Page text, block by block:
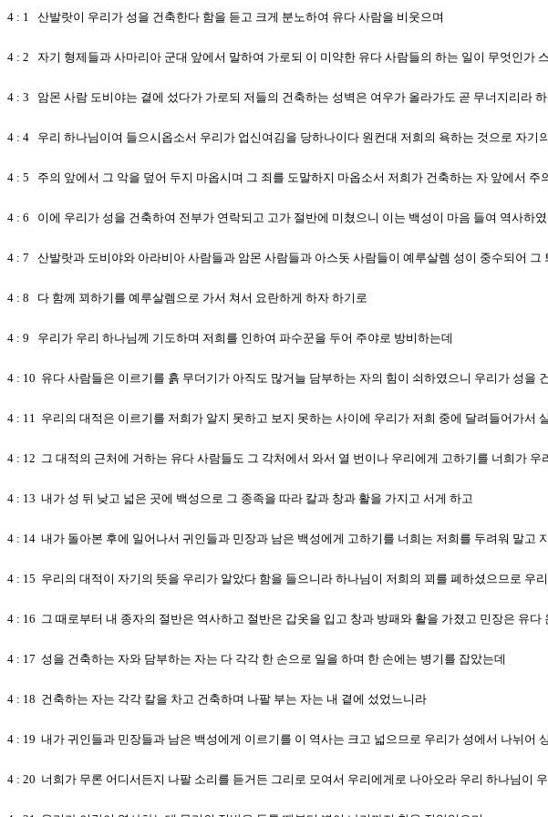
4 : 1 산발랏이 우리가 성을 건축한다 함을 듣고 크게 분노하여 유다 사람을 비웃으며
4 : 2 자기 형제들과 사마리아 군대 앞에서 말하여 가로되 이 미약한 유다 사람들의 하는 일이 무엇인가
4 : 3 암몬 사람 도비야는 곁에 섰다가 가로되 저들의 건축하는 성벽은 여우가 올라가도 곧 무너지리라
4 : 4 우리 하나님이여 들으시옵소서 우리가 업신여김을 당하나이다 원컨대 저희의 욕하는 것으로 자기
4 : 5 주의 앞에서 그 악을 덮어 두지 마옵시며 그 죄를 도말하지 마옵소서 저희가 건축하는 자 앞에서 주
4 : 6 이에 우리가 성을 건축하여 전부가 연락되고 고가 절반에 미쳤으니 이는 백성이 마음 들여 역사하
4 : 7 산발랏과 도비야와 아라비아 사람들과 암몬 사람들과 아스돗 사람들이 예루살렘 성이 중수되어 그
4 : 8 다 함께 꾀하기를 예루살렘으로 가서 쳐서 요란하게 하자 하기로
4 : 9 우리가 우리 하나님께 기도하며 저희를 인하여 파수꾼을 두어 주야로 방비하는데
4 : 10 유다 사람들은 이르기를 흙 무더기가 아직도 많거늘 담부하는 자의 힘이 쇠하였으니 우리가 성을
4 : 11 우리의 대적은 이르기를 저희가 알지 못하고 보지 못하는 사이에 우리가 저희 중에 달려들어가서
4 : 12 그 대적의 근처에 거하는 유다 사람들도 그 각처에서 와서 열 번이나 우리에게 고하기를 너희가 우
4 : 13 내가 성 뒤 낮고 넓은 곳에 백성으로 그 종족을 따라 칼과 창과 활을 가지고 서게 하고
4 : 14 내가 돌아본 후에 일어나서 귀인들과 민장과 남은 백성에게 고하기를 너희는 저희를 두려워 말
4 : 15 우리의 대적이 자기의 뜻을 우리가 알았다 함을 들으니라 하나님이 저희의 꾀를 폐하셨으므로 우
4 : 16 그 때로부터 내 종자의 절반은 역사하고 절반은 갑옷을 입고 창과 방패와 활을 가졌고 민장은 유다
4 : 17 성을 건축하는 자와 담부하는 자는 다 각각 한 손으로 일을 하며 한 손에는 병기를 잡았는데
4 : 18 건축하는 자는 각각 칼을 차고 건축하며 나팔 부는 자는 내 곁에 섰었느니라
4 : 19 내가 귀인들과 민장들과 남은 백성에게 이르기를 이 역사는 크고 넓으므로 우리가 성에서 나뉘어
4 : 20 너희가 무론 어디서든지 나팔 소리를 듣거든 그리로 모여서 우리에게로 나아오라 우리 하나님이